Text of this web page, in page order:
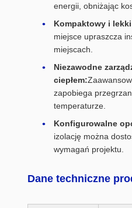
energii, obniżając
Kompaktowy i
miejsce upraszcza
miejscach.
Niezawodne
ciepłem:
zapobiega
temperaturze.
Konfigurowalne
izolację można
wymagań projektu.
Dane techniczne